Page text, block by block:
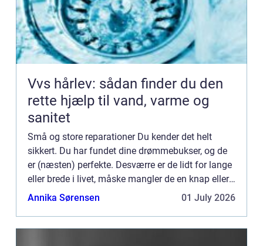
Vvs hårlev: sådan finder du den
rette hjælp til vand, varme og
sanitet
Små og store reparationer Du kender det helt
sikkert. Du har fundet dine drømmebukser, og de
er (næsten) perfekte. Desværre er de lidt for lange
eller brede i livet, måske mangler de en knap eller
lynlåsen er i stykker. Heldigvis findes der råd for
Annika Sørensen 01 July 2026